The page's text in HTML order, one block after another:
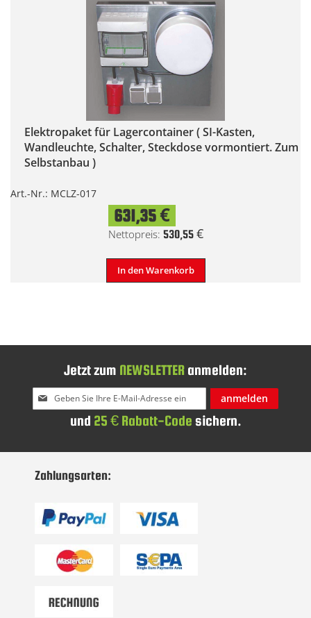
Elektropaket für Lagercontainer ( SI-Kasten,
Wandleuchte, Schalter, Steckdose vormontiert. Zum
Selbstanbau )
Art.-Nr.: MCLZ-017
631,35 €
530,55 €
In den Warenkorb
Jetzt zum NEWSLETTER anmelden:
Melden
Sie
an:
anmelden
und 25 € Rabatt-Code sichern.
Zahlungsarten: